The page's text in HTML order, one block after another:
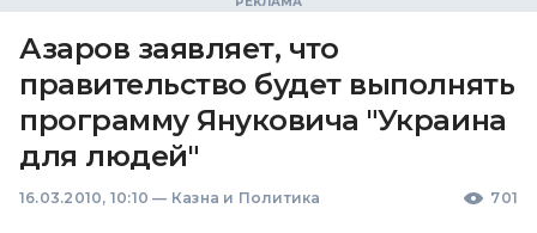
Азаров заявляет, что
правительство будет выполнять
программу Януковича "Украина
для людей"
16.03.2010, 10:10 — Казна и Политика 701